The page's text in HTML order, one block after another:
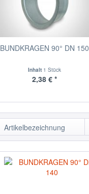
BUNDKRAGEN 90° DN 150
Inhalt 1 Stück
2,38 € *